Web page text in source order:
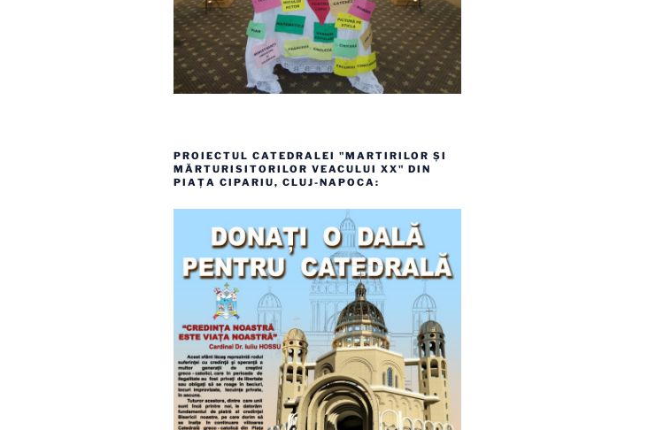
PROIECTUL CATEDRALEI "MARTIRILOR ȘI
MĂRTURISITORILOR VEACULUI XX" DIN
PIAȚA CIPARIU, CLUJ-NAPOCA: